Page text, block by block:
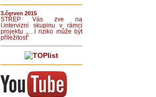
3.červen 2015
STŘEP Vás zve na
I.intervizní skupinu v rámci
projektu „…I riziko může být
příležitost“